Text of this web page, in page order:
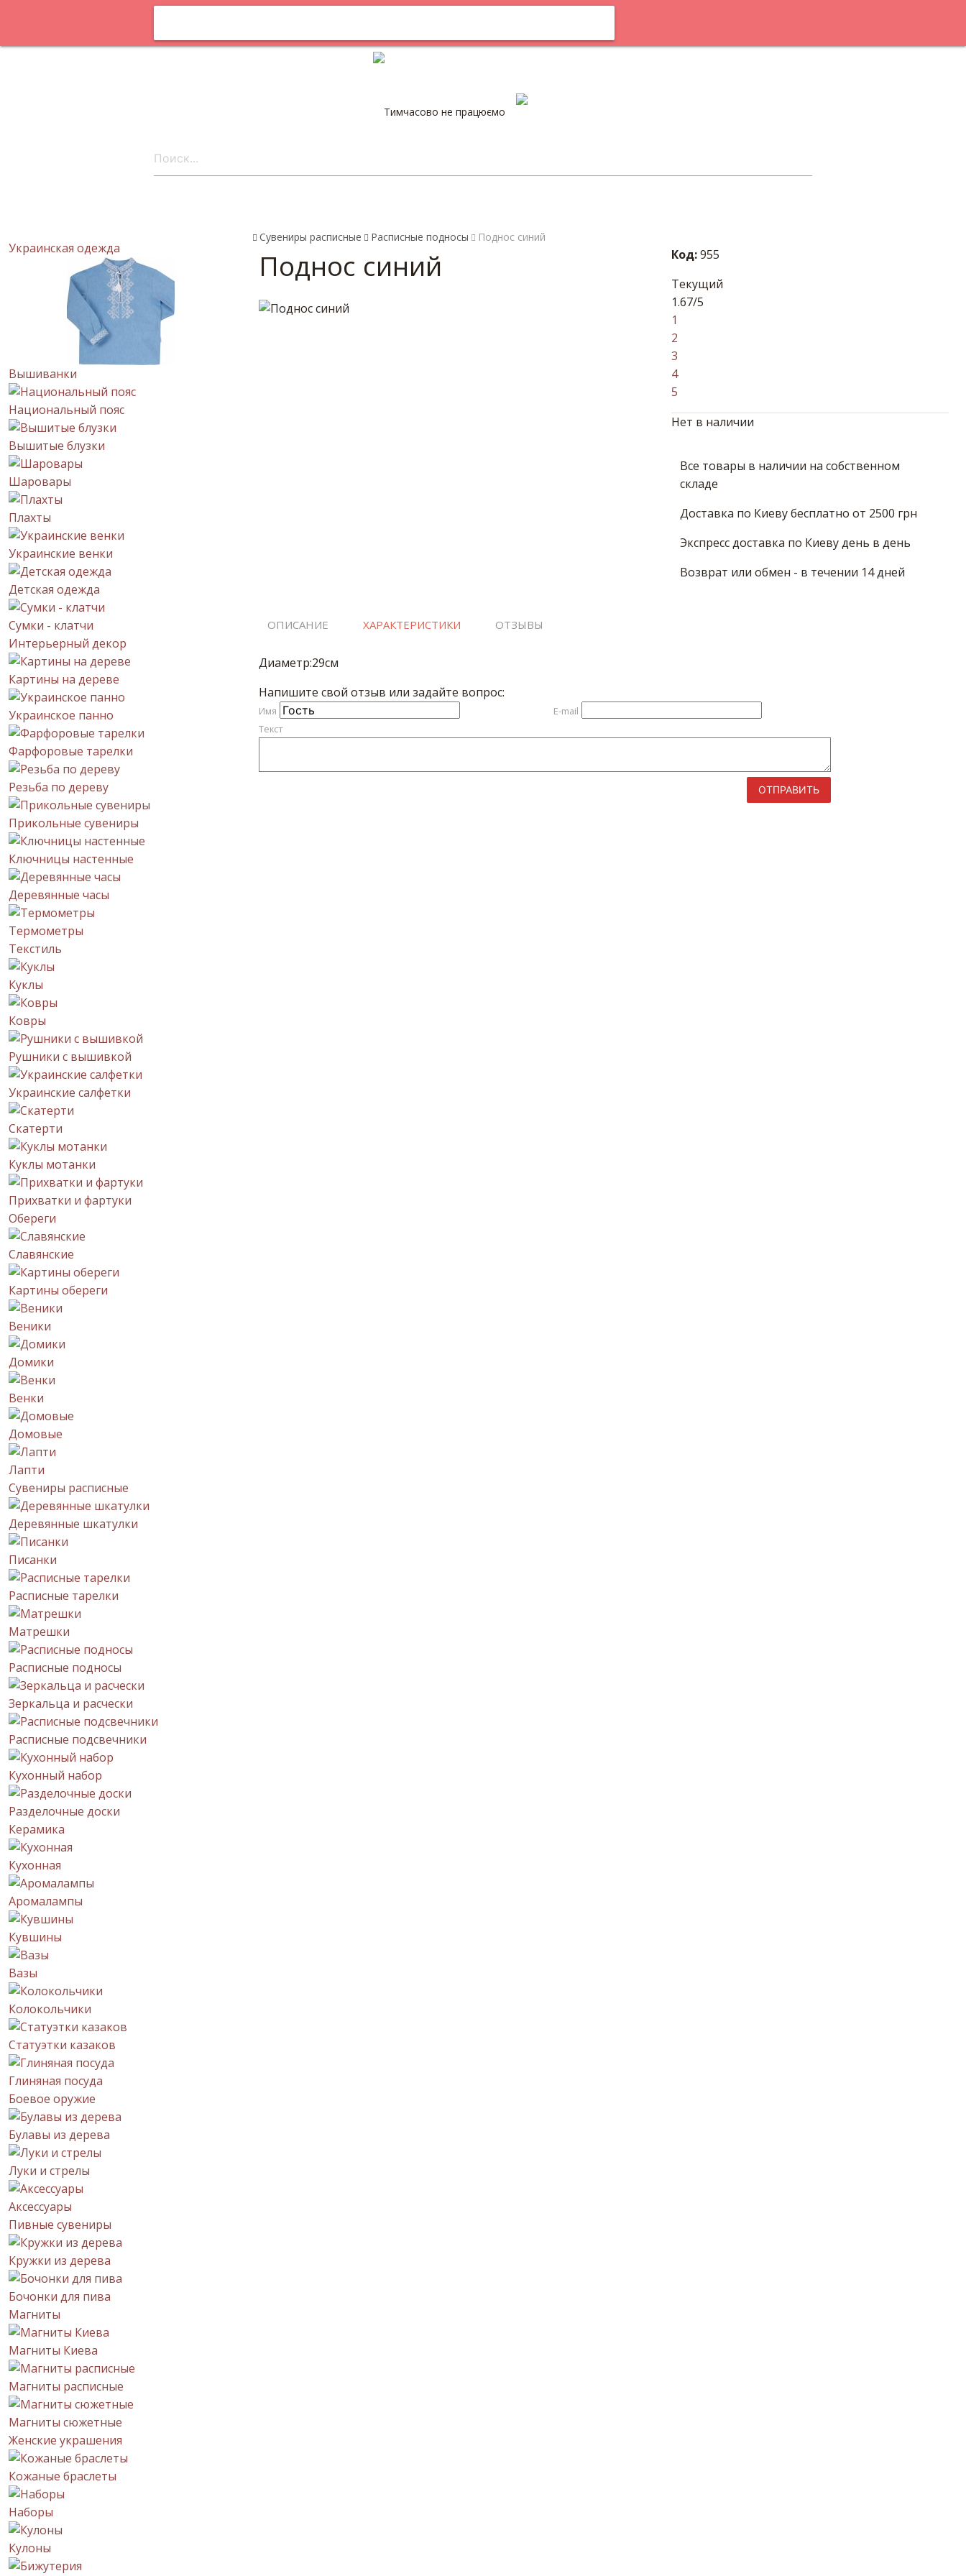
Тимчасово не працюємо
Украинская одежда
Вышиванки
Национальный пояс
Вышитые блузки
Шаровары
Плахты
Украинские венки
Детская одежда
Сумки - клатчи
Интерьерный декор
Картины на дереве
Украинское панно
Фарфоровые тарелки
Резьба по дереву
Прикольные сувениры
Ключницы настенные
Деревянные часы
Термометры
Текстиль
Куклы
Ковры
Рушники с вышивкой
Украинские салфетки
Скатерти
Куклы мотанки
Прихватки и фартуки
Обереги
Славянские
Картины обереги
Веники
Домики
Венки
Домовые
Лапти
Сувениры расписные
Деревянные шкатулки
Писанки
Расписные тарелки
Матрешки
Расписные подносы
Зеркальца и расчески
Расписные подсвечники
Кухонный набор
Разделочные доски
Керамика
Кухонная
Аромалампы
Кувшины
Вазы
Колокольчики
Статуэтки казаков
Глиняная посуда
Боевое оружие
Булавы из дерева
Луки и стрелы
Аксессуары
Пивные сувениры
Кружки из дерева
Бочонки для пива
Магниты
Магниты Киева
Магниты расписные
Магниты сюжетные
Женские украшения
Кожаные браслеты
Наборы
Кулоны
Сувениры расписные Расписные подносы Поднос синий
Поднос синий Код:955
Текущий
1.67/5
1
2
3
4
5
Нет в наличии
Все товары в наличии на собственном
складе
Доставка по Киеву бесплатно от 2500 грн
Экспресс доставка по Киеву день в день
Возврат или обмен - в течении 14 дней
ОПИСАНИЕ ХАРАКТЕРИСТИКИ ОТЗЫВЫ
Диаметр:29см
Напишите свой отзыв или задайте вопрос:
Имя
E-mail
Текст
ОТПРАВИТЬ